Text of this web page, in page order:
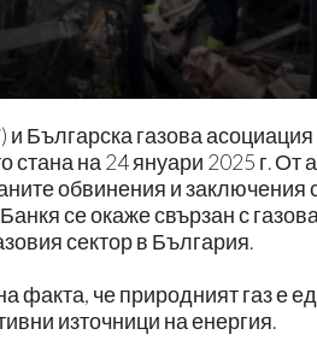
Българска газова асоциация
на 24 януари 2025 г. От
обвинения и заключения
се окаже свързан с
сектор в България.
че природният газ е
източници на енергия.